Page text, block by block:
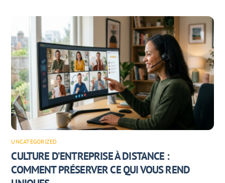
UNCATEGORIZED
CULTURE D’ENTREPRISE À DISTANCE :
COMMENT PRÉSERVER CE QUI VOUS REND